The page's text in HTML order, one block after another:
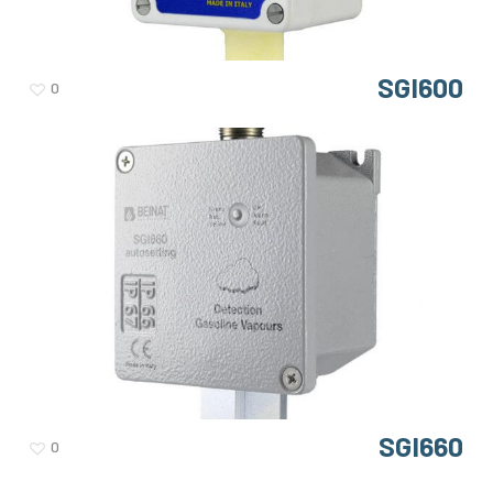
SGI600
0
SGI660
0